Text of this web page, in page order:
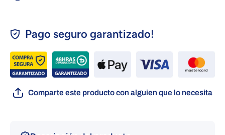
Pago seguro garantizado!
Comparte este producto con alguien que lo necesita